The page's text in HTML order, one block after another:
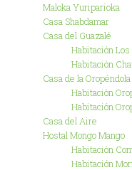
Maloka Yuriparioka
Casa Shabdamar
Casa del Guazalé
Habitación
Habitación
Casa de la Oropéndola
Habitación
Habitación
Casa del Aire
Hostal Mongo Mango
Habitación
Habitación